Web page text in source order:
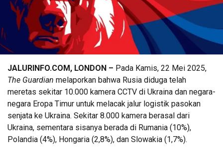
JALURINFO.COM, LONDON – Pada Kamis, 22 Mei 2025,
The Guardian melaporkan bahwa Rusia diduga telah
meretas sekitar 10.000 kamera CCTV di Ukraina dan negara-
negara Eropa Timur untuk melacak jalur logistik pasokan
senjata ke Ukraina. Sekitar 8.000 kamera berasal dari
Ukraina, sementara sisanya berada di Rumania (10%),
Polandia (4%), Hongaria (2,8%), dan Slowakia (1,7%).